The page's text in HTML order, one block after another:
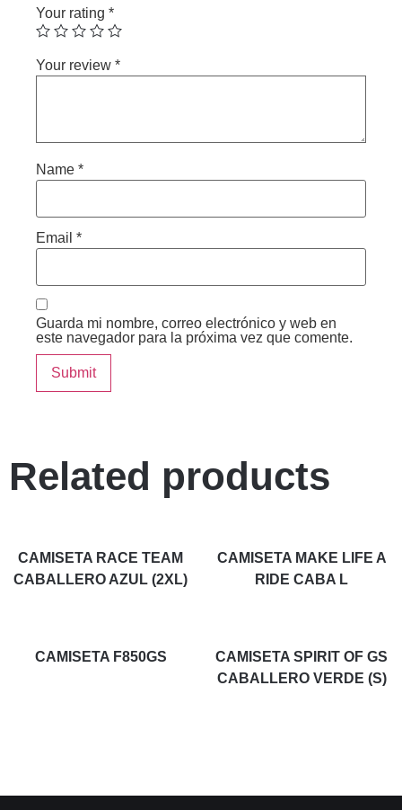
Your rating *
Your review *
Name *
Email *
Guarda mi nombre, correo electrónico y web en
este navegador para la próxima vez que comente.
Related products
CAMISETA RACE TEAM
CABALLERO AZUL (2XL)
CAMISETA MAKE LIFE A
RIDE CABA L
CAMISETA F850GS
CAMISETA SPIRIT OF GS
CABALLERO VERDE (S)